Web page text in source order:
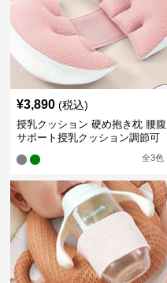
¥3,890 (税込)
授乳クッション 硬め抱き枕 腰腹
サポート授乳クッション調節可
全3色